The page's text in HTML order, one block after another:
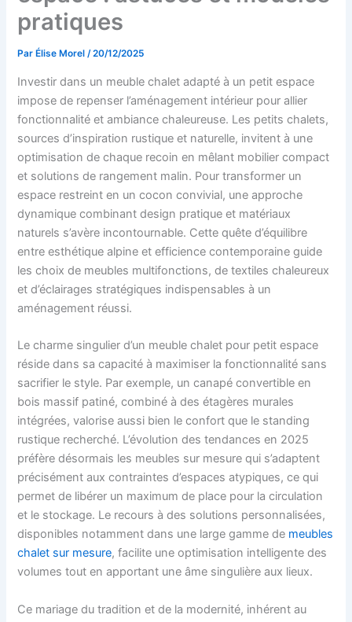
pratiques
Par Élise Morel/20/12/2025
Investir dans un meuble chalet adapté à un petit espace
impose de repenser l’aménagement intérieur pour allier
fonctionnalité et ambiance chaleureuse. Les petits chalets,
sources d’inspiration rustique et naturelle, invitent à une
optimisation de chaque recoin en mêlant mobilier compact
et solutions de rangement malin. Pour transformer un
espace restreint en un cocon convivial, une approche
dynamique combinant design pratique et matériaux
naturels s’avère incontournable. Cette quête d’équilibre
entre esthétique alpine et efficience contemporaine guide
les choix de meubles multifonctions, de textiles chaleureux
et d’éclairages stratégiques indispensables à un
aménagement réussi.
Le charme singulier d’un meuble chalet pour petit espace
réside dans sa capacité à maximiser la fonctionnalité sans
sacrifier le style. Par exemple, un canapé convertible en
bois massif patiné, combiné à des étagères murales
intégrées, valorise aussi bien le confort que le standing
rustique recherché. L’évolution des tendances en 2025
préfère désormais les meubles sur mesure qui s’adaptent
précisément aux contraintes d’espaces atypiques, ce qui
permet de libérer un maximum de place pour la circulation
et le stockage. Le recours à des solutions personnalisées,
disponibles notamment dans une large gamme de meubles
chalet sur mesure, facilite une optimisation intelligente des
volumes tout en apportant une âme singulière aux lieux.
Ce mariage du tradition et de la modernité, inhérent au